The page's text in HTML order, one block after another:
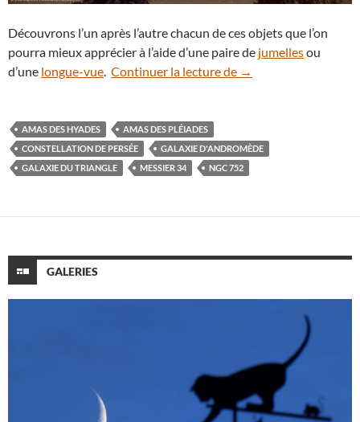
Découvrons l’un après l’autre chacun de ces objets que l’on
pourra mieux apprécier à l’aide d’une paire de jumellesou
d’une longue-vue. Continuer la lecture de Amas d’étoiles et
→
AMAS DES HYADES
AMAS DES PLÉIADES
CONSTELLATION DE PERSÉE
GALAXIE D'ANDROMÈDE
GALAXIE DU TRIANGLE
MESSIER 34 NGC 752
GALERIES